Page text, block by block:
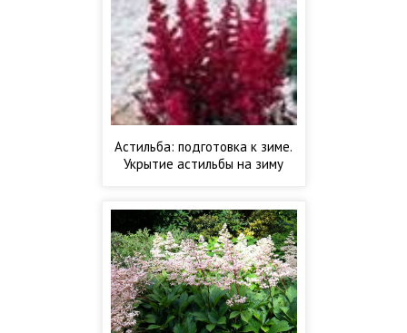
Астильба: подготовка к зиме.
Укрытие астильбы на зиму